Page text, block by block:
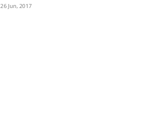
26 Jun, 2017